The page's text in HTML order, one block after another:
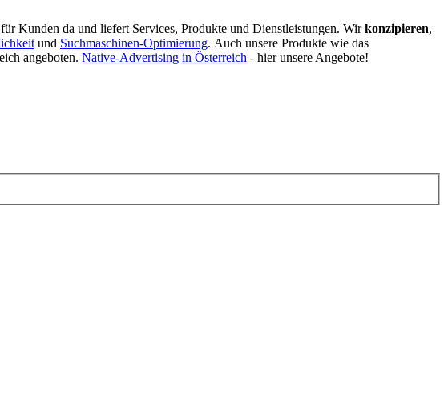
Kunden da und liefert Services, Produkte und Dienstleistungen. Wirkonzipieren,
und Suchmaschinen-Optimierung. Auch unsere Produkte wie das
angeboten. Native-Advertising in Österreich - hier unsere Angebote!